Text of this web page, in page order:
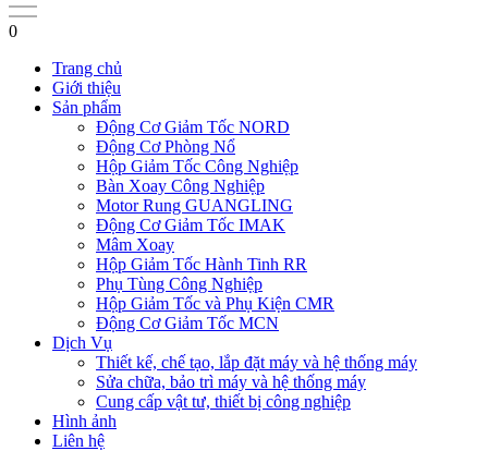
0
Trang chủ
Giới thiệu
Sản phẩm
Động Cơ Giảm Tốc NORD
Động Cơ Phòng Nổ
Hộp Giảm Tốc Công Nghiệp
Bàn Xoay Công Nghiệp
Motor Rung GUANGLING
Động Cơ Giảm Tốc IMAK
Mâm Xoay
Hộp Giảm Tốc Hành Tinh RR
Phụ Tùng Công Nghiệp
Hộp Giảm Tốc và Phụ Kiện CMR
Động Cơ Giảm Tốc MCN
Dịch Vụ
Thiết kế, chế tạo, lắp đặt máy và hệ thống máy
Sửa chữa, bảo trì máy và hệ thống máy
Cung cấp vật tư, thiết bị công nghiệp
Hình ảnh
Liên hệ